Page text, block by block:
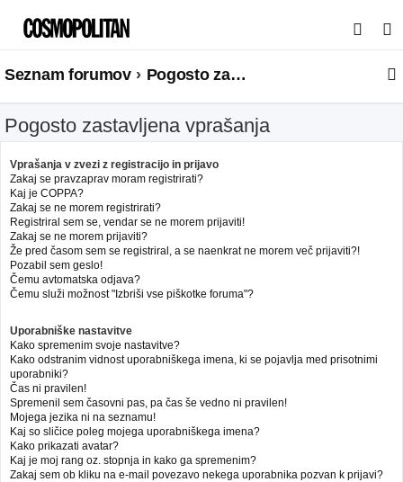
s
a
Seznam forumov Pogosto zastavljena vprašanja
Pogosto zastavljena vprašanja
Vprašanja v zvezi z registracijo in prijavo
Zakaj se pravzaprav moram registrirati?
Kaj je COPPA?
Zakaj se ne morem registrirati?
Registriral sem se, vendar se ne morem prijaviti!
Zakaj se ne morem prijaviti?
Že pred časom sem se registriral, a se naenkrat ne morem več prijaviti?!
Pozabil sem geslo!
Čemu avtomatska odjava?
Čemu služi možnost "Izbriši vse piškotke foruma"?
Uporabniške nastavitve
Kako spremenim svoje nastavitve?
Kako odstranim vidnost uporabniškega imena, ki se pojavlja med prisotnimi
uporabniki?
Čas ni pravilen!
Spremenil sem časovni pas, pa čas še vedno ni pravilen!
Mojega jezika ni na seznamu!
Kaj so sličice poleg mojega uporabniškega imena?
Kako prikazati avatar?
Kaj je moj rang oz. stopnja in kako ga spremenim?
Zakaj sem ob kliku na e-mail povezavo nekega uporabnika pozvan k prijavi?